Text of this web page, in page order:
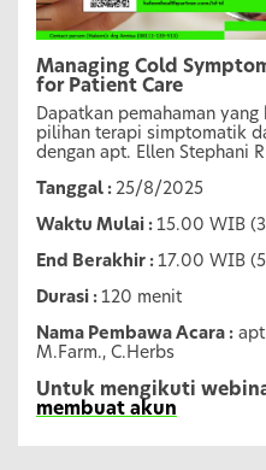
Managing Cold
for Patient Care
Dapatkan pemahaman
pilihan terapi simptomatik
dengan apt. Ellen Stephani
Tanggal : 25/8/2025
Waktu Mulai : 15.00 WIB
End Berakhir : 17.00 WIB
Durasi : 120 menit
Nama Pembawa Acara :
M.Farm., C.Herbs
Untuk mengikuti
membuat akun